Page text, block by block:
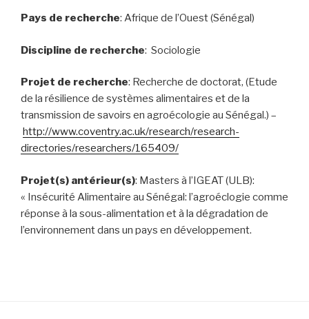
Pays de recherche: Afrique de l’Ouest (Sénégal)
Discipline de recherche: Sociologie
Projet de recherche: Recherche de doctorat, (Etude
de la résilience de systèmes alimentaires et de la
transmission de savoirs en agroécologie au Sénégal.) –
http://www.coventry.ac.uk/research/research-
directories/researchers/165409/
Projet(s) antérieur(s): Masters à l’IGEAT (ULB):
« Insécurité Alimentaire au Sénégal: l’agroéclogie comme
réponse à la sous-alimentation et à la dégradation de
l’environnement dans un pays en développement.